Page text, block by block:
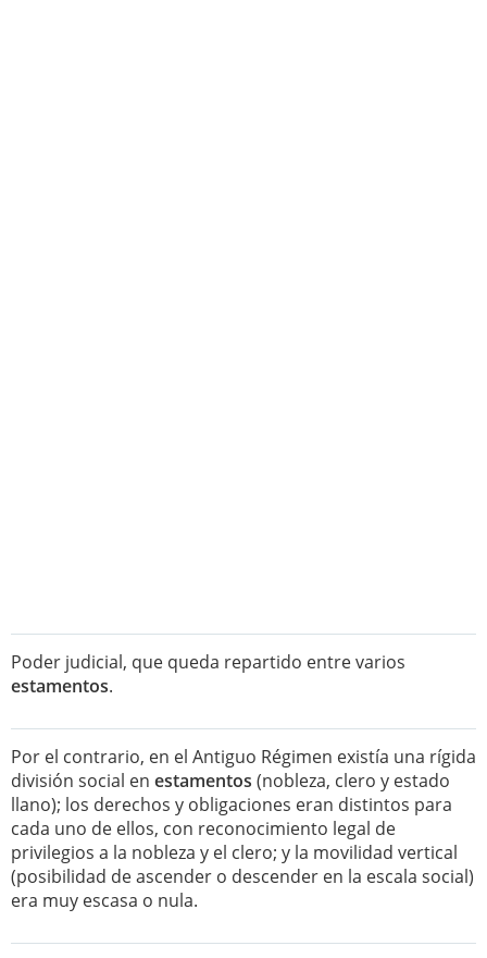
Poder judicial, que queda repartido entre varios
estamentos.
Por el contrario, en el Antiguo Régimen existía una rígida
división social en estamentos (nobleza, clero y estado
llano); los derechos y obligaciones eran distintos para
cada uno de ellos, con reconocimiento legal de
privilegios a la nobleza y el clero; y la movilidad vertical
(posibilidad de ascender o descender en la escala social)
era muy escasa o nula.